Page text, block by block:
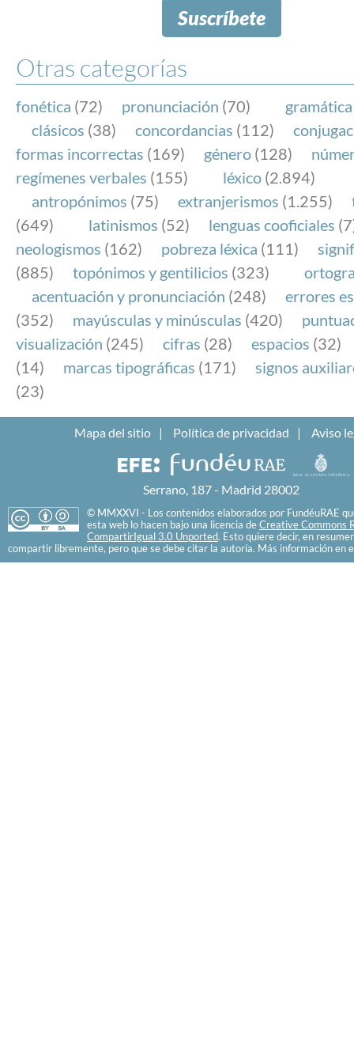
Suscríbete
Otras categorías
fonética (72) pronunciación (70) gramática
clásicos (38) concordancias (112)
formas incorrectas (169) género (128)
regímenes verbales (155) léxico (2.894)
antropónimos (75) extranjerismos (1.255)
(649)
latinismos (52) lenguas cooficiales
neologismos (162) pobreza léxica (111)
(885)
topónimos y gentilicios (323)
acentuación y pronunciación (248)
errores
(352)
mayúsculas y minúsculas (420)
visualización (245) cifras (28) espacios (32)
(14)
marcas tipográficas (171)
signos
(23)
Mapa del sitio Política de privacidad Aviso
Serrano, 187 - Madrid 28002
© MMXXVI - Los contenidos elaborados por FundéuRAE
esta web lo hacen bajo una licencia de Creative Commons
CompartirIgual 3.0 Unported. Esto quiere decir, en
compartir libremente, pero que se debe citar la autoría. Más información en